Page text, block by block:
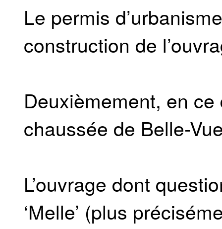
Le permis
construction de
Deuxièmement, en
chaussée de Belle-
L’ouvrage dont
‘Melle’ (plus